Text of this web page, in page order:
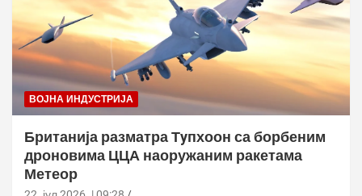
ВОЈНА ИНДУСТРИЈА
Британија разматра Тyпхоон са борбеним
дроновима ЦЦА наоружаним ракетама
Метеор